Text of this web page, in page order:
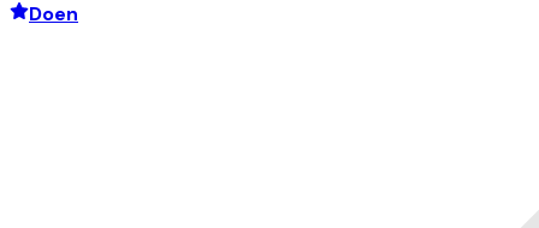
Doen